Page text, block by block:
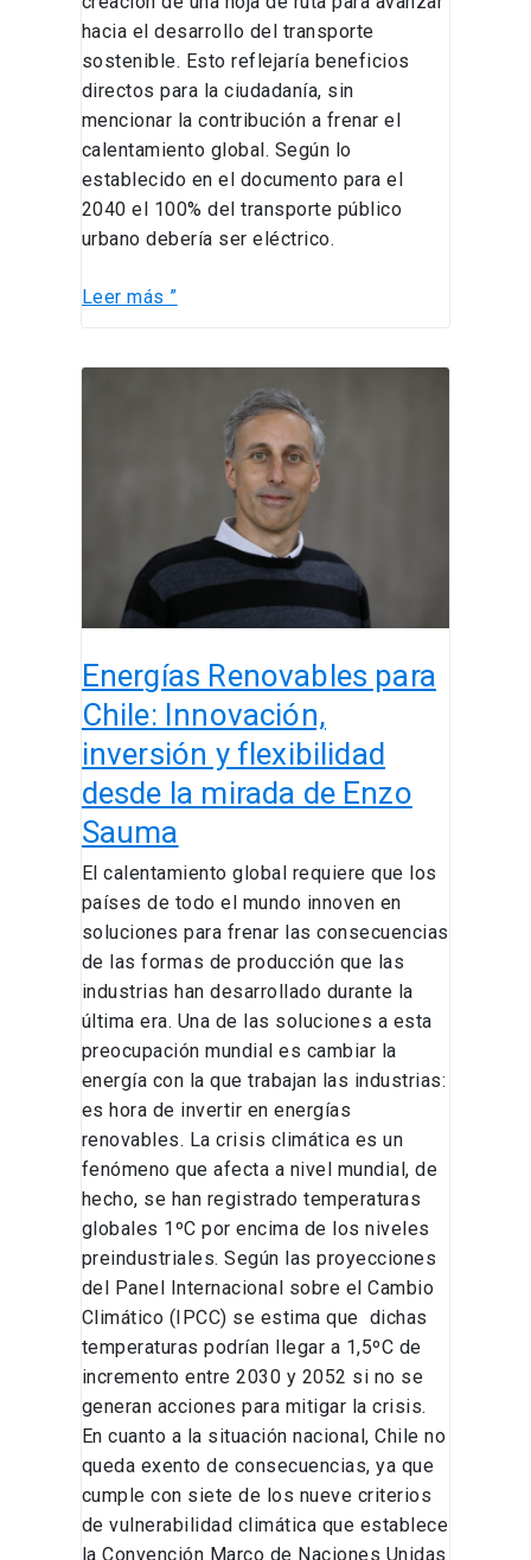
hacia el desarrollo del transporte
sostenible. Esto reflejaría beneficios
directos para la ciudadanía, sin
mencionar la contribución a frenar el
calentamiento global. Según lo
establecido en el documento para el
2040 el 100% del transporte público
urbano debería ser eléctrico.
Leer más ”
Energías Renovables para
Chile: Innovación,
inversión y flexibilidad
desde la mirada de Enzo
Sauma
El calentamiento global requiere que los
países de todo el mundo innoven en
soluciones para frenar las consecuencias
de las formas de producción que las
industrias han desarrollado durante la
última era. Una de las soluciones a esta
preocupación mundial es cambiar la
energía con la que trabajan las industrias:
es hora de invertir en energías
renovables. La crisis climática es un
fenómeno que afecta a nivel mundial, de
hecho, se han registrado temperaturas
globales 1ºC por encima de los niveles
preindustriales. Según las proyecciones
del Panel Internacional sobre el Cambio
Climático (IPCC) se estima que dichas
temperaturas podrían llegar a 1,5ºC de
incremento entre 2030 y 2052 si no se
generan acciones para mitigar la crisis.
En cuanto a la situación nacional, Chile no
queda exento de consecuencias, ya que
cumple con siete de los nueve criterios
de vulnerabilidad climática que establece
la Convención Marco de Naciones Unidas
flexibilidad
desde
mirada
de
Enzo
Sauma